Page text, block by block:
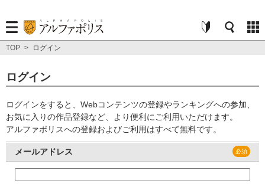
TOP > ログイン
ログイン
ログインをすると、Webコンテンツの登録やランキングへの参加、
お気に入りの作品登録など、より便利にご利用いただけます。
アルファポリスへの登録およびご利用はすべて無料です。
メールアドレス